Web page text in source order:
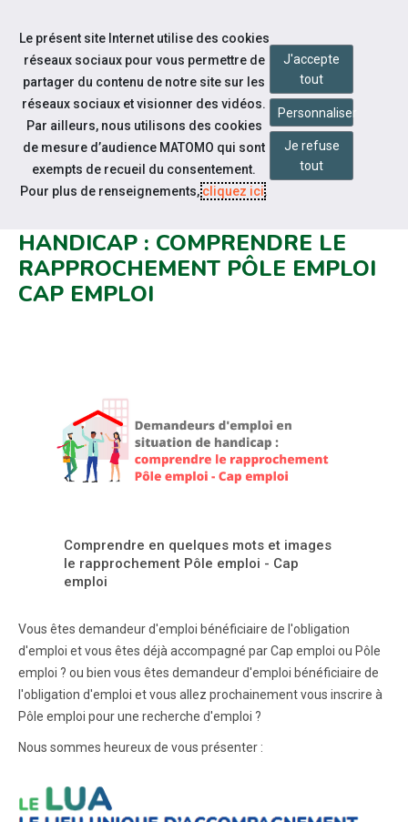
Aller au contenu
Notre actualité
VOUS ÊTES DEMANDEURS
HANDICAP : COMPRENDRE LE
RAPPROCHEMENT PÔLE EMPLOI
CAP EMPLOI
Comprendre en quelques mots et images
le rapprochement Pôle emploi - Cap
emploi
Vous êtes demandeur d'emploi bénéficiaire de l'obligation
d'emploi et vous êtes déjà accompagné par Cap emploi ou Pôle
emploi ? ou bien vous êtes demandeur d'emploi bénéficiaire de
l'obligation d'emploi et vous allez prochainement vous inscrire à
Pôle emploi pour une recherche d'emploi ?
Nous sommes heureux de vous présenter :
Le présent site Internet utilise des cookies
réseaux sociaux pour vous permettre de
partager du contenu de notre site sur les
réseaux sociaux et visionner des vidéos.
Par ailleurs, nous utilisons des cookies
de mesure d’audience MATOMO qui sont
exempts de recueil du consentement.
Pour plus de renseignements,cliquez ici.
J'accepte
tout
Personnaliser
Je refuse
tout